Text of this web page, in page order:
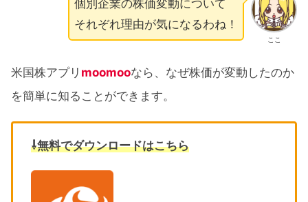
ここ
個別企業の株価変動について
それぞれ理由が気になるわね！
米国株アプリ moomooなら、なぜ株価が変動したのか
を簡単に知ることができます。
⇩無料でダウンロードはこちら